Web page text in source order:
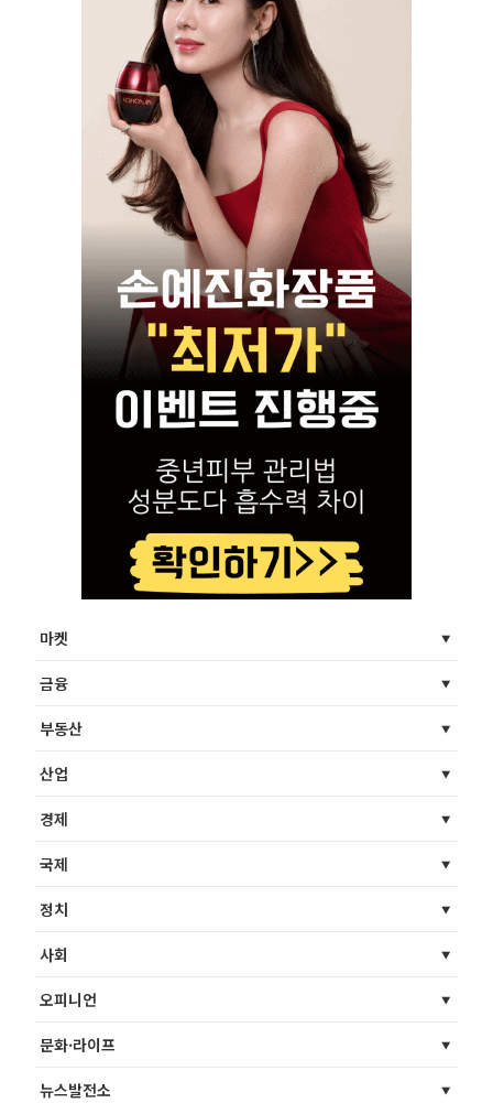
마켓
금융
부동산
산업
경제
국제
정치
사회
오피니언
문화·라이프
뉴스발전소